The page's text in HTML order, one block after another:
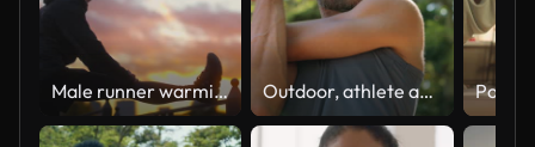
Male runner warming up and stretching for running in city Outdoor, athlete and man with earphones, stretching and listening to music for fitness and serious. Routine, training and warm up for person in nature, performance or workout with playlist in morning